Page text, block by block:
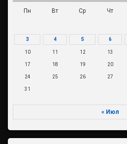
Пн Вт Ср Чт
3 4 5 6
10 11 12 13
17 18 19 20
24 25 26 27
31
« Июл